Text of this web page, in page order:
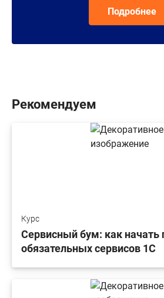
Подробнее
Рекомендуем
Курс
Сервисный бум: как начать
обязательных сервисов 1С